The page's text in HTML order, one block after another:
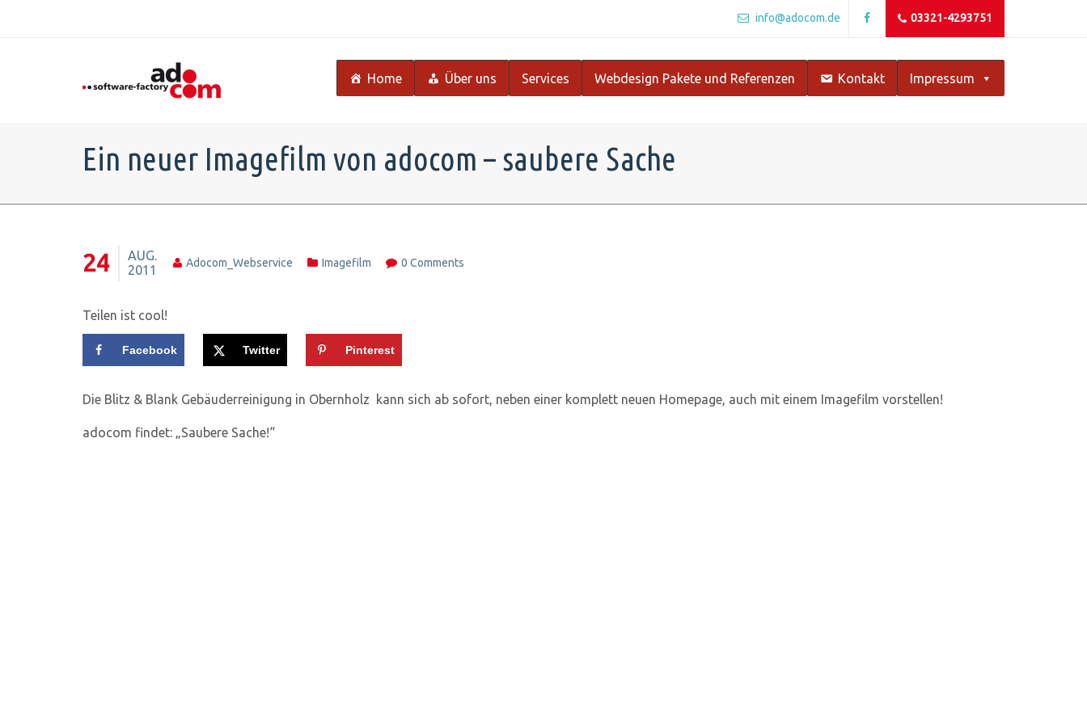
info@adocom.de 03321-4293751
Home Über uns Services Webdesign Pakete und Referenzen Kontakt Impressum
Ein neuer Imagefilm von adocom – saubere Sache
24
AUG.
2011
Adocom_Webservice Imagefilm 0 Comments
Teilen ist cool!
Facebook Twitter Pinterest
Die Blitz & Blank Gebäuderreinigung in Obernholz kann sich ab sofort, neben einer komplett neuen Homepage, auch mit einem Imagefilm vorstellen!
adocom findet: „Saubere Sache!“